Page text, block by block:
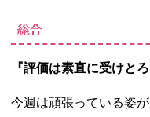
総合
『評価は素直に受けとろ
今週は頑張っている姿